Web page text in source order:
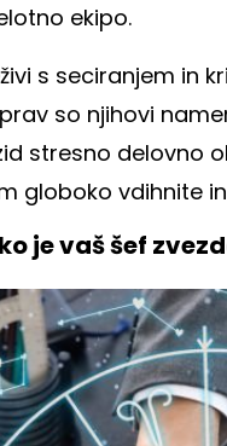
ekipo.
s seciranjem in
so njihovi
stresno delovno
globoko vdihnite
je vaš šef